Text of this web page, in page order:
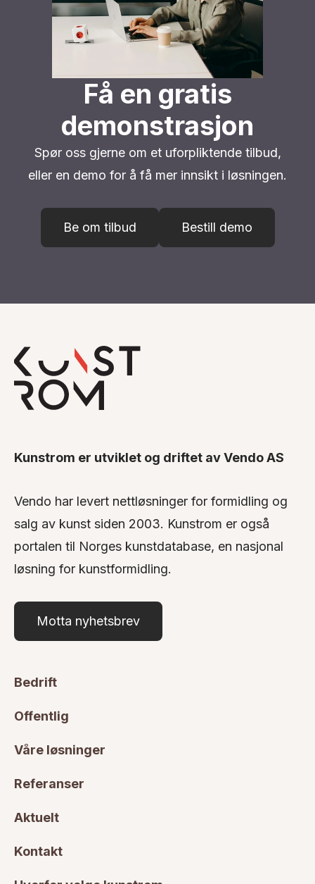
Få en gratis
demonstrasjon
Spør oss gjerne om et uforpliktende tilbud,
eller en demo for å få mer innsikt i løsningen.
Be om tilbud Bestill demo
Kunstrom er utviklet og driftet av Vendo AS
Vendo har levert nettløsninger for formidling og
salg av kunst siden 2003. Kunstrom er også
portalen til Norges kunstdatabase, en nasjonal
løsning for kunstformidling.
Motta nyhetsbrev
Bedrift
Offentlig
Våre løsninger
Referanser
Aktuelt
Kontakt